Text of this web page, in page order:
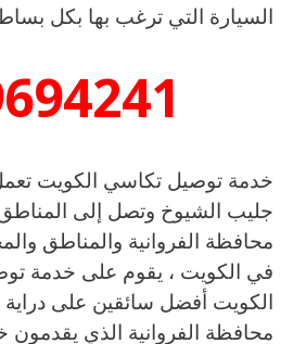
السيارة التي ترغب بها بكل
خدمة توصيل تكاسي الكويت
جليب الشيوخ وتصل إلى
محافظة الفروانية والمناطق
في الكويت ، يقوم على خدمة
الكويت أفضل سائقين على
محافظة الفروانية الذي